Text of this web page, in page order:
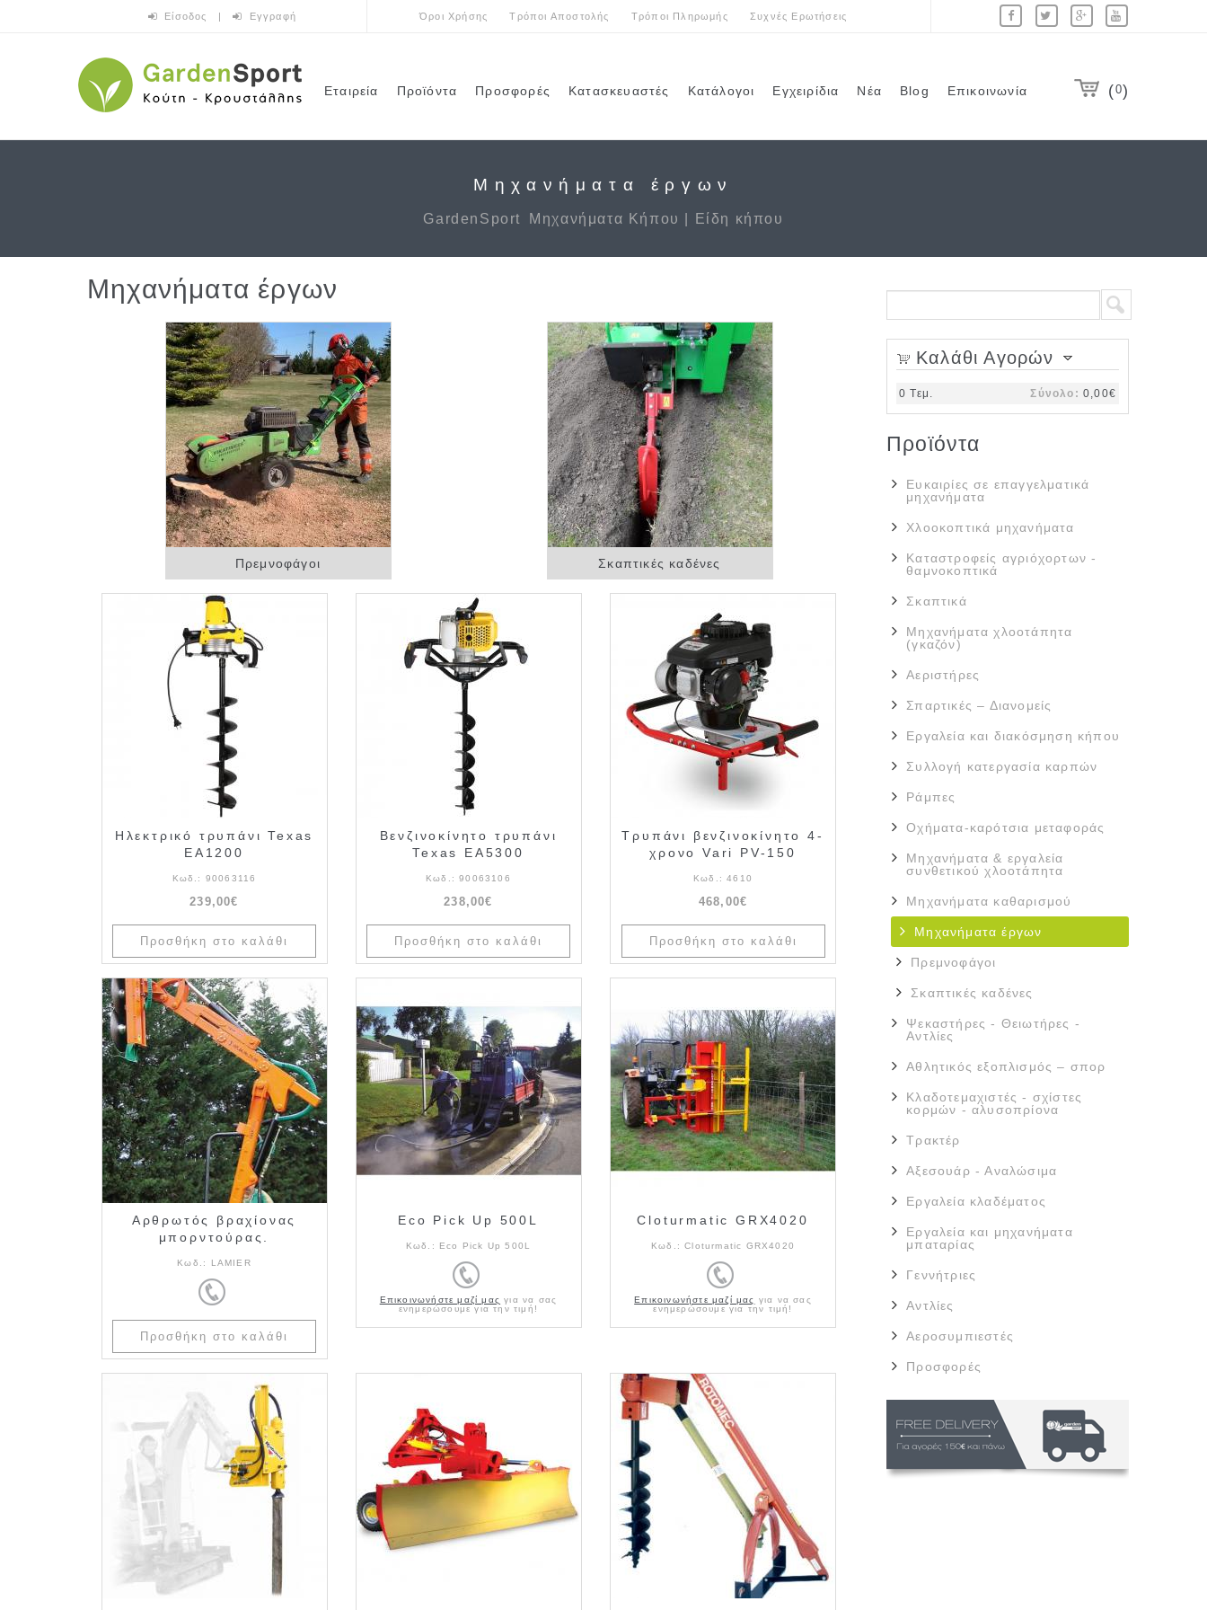
Είσοδος | Εγγραφή Όροι Χρήσης Τρόποι Αποστολής Τρόποι Πληρωμής Συχνές Ερωτήσεις
Εταιρεία Προϊόντα Προσφορές Κατασκευαστές Κατάλογοι Εγχειρίδια Νέα Blog Επικοινωνία 0
Μηχανήματα έργων
GardenSport Μηχανήματα Κήπου | Είδη κήπου
Μηχανήματα έργων
Πρεμνοφάγοι Σκαπτικές καδένες
Ηλεκτρικό τρυπάνι Texas
EA1200
Κωδ.: 90063116
239,00€
Βενζινοκίνητο τρυπάνι
Texas EA5300
Κωδ.: 90063106
238,00€
Τρυπάνι βενζινοκίνητο 4-
χρονο Vari PV-150
Κωδ.: 4610
468,00€
Αρθρωτός βραχίονας
μπορντούρας.
Κωδ.: LAMIER
Eco Pick Up 500L
Κωδ.: Eco Pick Up 500L
Επικοινωνήστε μαζί μας για να σας
ενημερώσουμε για την τιμή!
Cloturmatic GRX4020
Κωδ.: Cloturmatic GRX4020
Επικοινωνήστε μαζί μας για να σας
ενημερώσουμε για την τιμή!
Φόρμα αναζήτησης
Καλάθι Αγορών
0 Τεμ. Σύνολο: 0,00€
Προϊόντα
Ευκαιρίες σε επαγγελματικά
μηχανήματα
Χλοοκοπτικά μηχανήματα
Καταστροφείς αγριόχορτων -
θαμνοκοπτικά
Σκαπτικά
Μηχανήματα χλοοτάπητα
(γκαζόν)
Αεριστήρες
Σπαρτικές – Διανομείς
Εργαλεία και διακόσμηση κήπου
Συλλογή κατεργασία καρπών
Ράμπες
Οχήματα-καρότσια μεταφοράς
Μηχανήματα & εργαλεία
συνθετικού χλοοτάπητα
Μηχανήματα καθαρισμού
Μηχανήματα έργων
Πρεμνοφάγοι
Σκαπτικές καδένες
Ψεκαστήρες - Θειωτήρες -
Αντλίες
Αθλητικός εξοπλισμός – σπορ
Κλαδοτεμαχιστές - σχίστες
κορμών - αλυσοπρίονα
Τρακτέρ
Αξεσουάρ - Αναλώσιμα
Εργαλεία κλαδέματος
Εργαλεία και μηχανήματα
μπαταρίας
Γεννήτριες
Αντλίες
Αεροσυμπιεστές
Προσφορές